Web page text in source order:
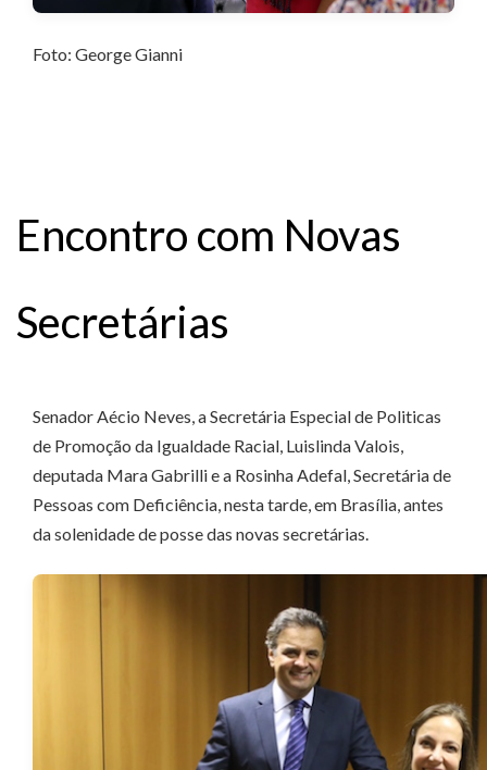
Foto: George Gianni
Encontro com Novas
Secretárias
Senador Aécio Neves, a Secretária Especial de Politicas
de Promoção da Igualdade Racial, Luislinda Valois,
deputada Mara Gabrilli e a Rosinha Adefal, Secretária de
Pessoas com Deficiência, nesta tarde, em Brasília, antes
da solenidade de posse das novas secretárias.